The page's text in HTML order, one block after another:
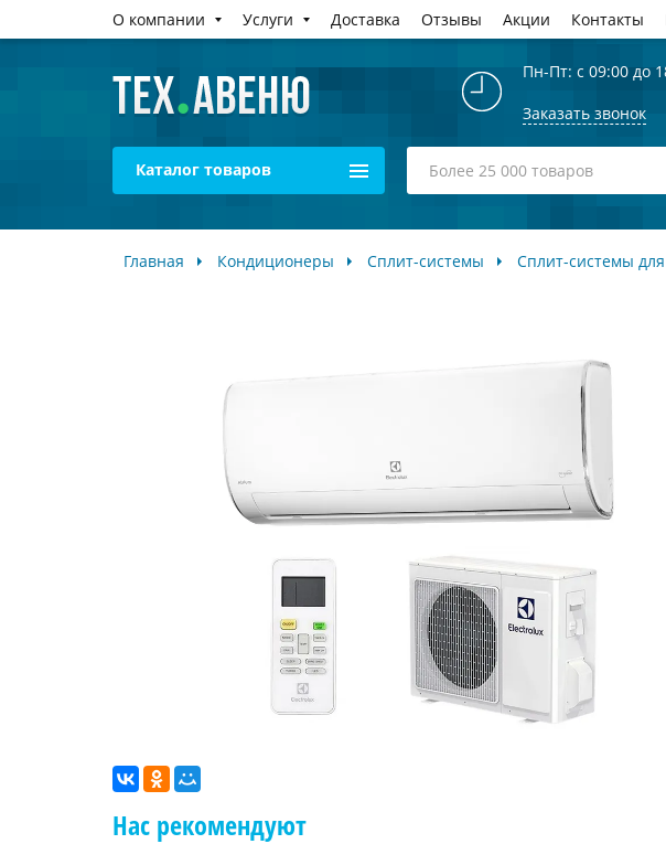
О компании Услуги Доставка Отзывы Акции Контакты
Пн-Пт: с 09:00 до
Заказать звонок
Каталог товаров
Главная Кондиционеры Сплит-системы Сплит-системы
Нас рекомендуют